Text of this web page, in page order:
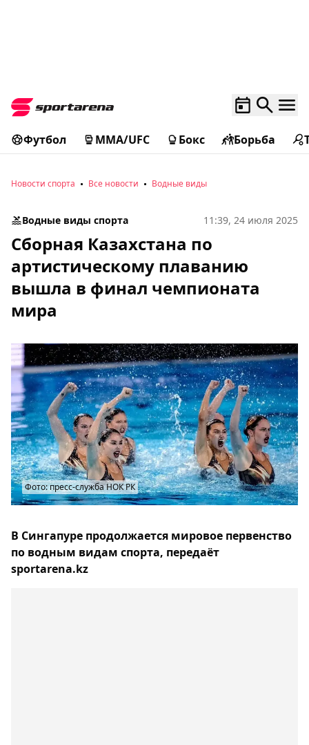
Футбол MMA/UFC Бокс Борьба
Новости спорта Все новости Водные виды
Водные виды спорта 11:39, 24 июля 2025
Сборная Казахстана по
артистическому плаванию
вышла в финал чемпионата
мира
Фото: пресс-служба НОК РК
В Сингапуре продолжается мировое первенство
по водным видам спорта, передаёт
sportarena.kz